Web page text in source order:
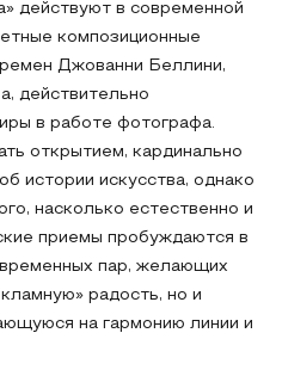
действуют в современной
композиционные
Джованни Беллини,
действительно
в работе фотографа.
открытием, кардинально
истории искусства, однако
насколько естественно и
приемы пробуждаются в
пар, желающих
радость, но и
на гармонию линии и